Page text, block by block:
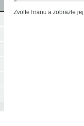
Zvolte hranu a zobrazte